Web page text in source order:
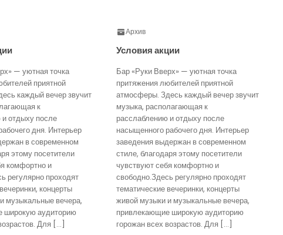
— уютная точка
приятной
каждый вечер звучит
к
отдыху после
дня. Интерьер
в современном
этому посетители
комфортно и
регулярно проходят
концерты
музыкальные вечера,
широкую аудиторию
Для […]
Архив
Условия акции
Бар «Руки Вверх» — уютная точка
притяжения любителей приятной
атмосферы. Здесь каждый вечер звучит
музыка, располагающая к
расслаблению и отдыху после
насыщенного рабочего дня. Интерьер
заведения выдержан в современном
стиле, благодаря этому посетители
чувствуют себя комфортно и
свободно.Здесь регулярно проходят
тематические вечеринки, концерты
живой музыки и музыкальные вечера,
привлекающие широкую аудиторию
горожан всех возрастов. Для […]